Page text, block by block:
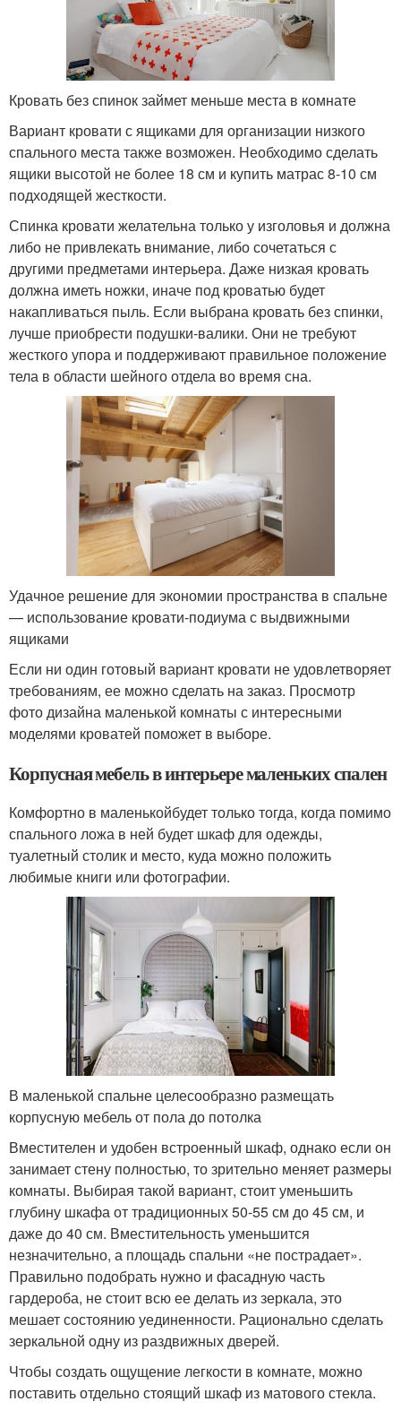
Кровать без спинок займет меньше места в комнате
Вариант кровати с ящиками для организации низкого
спального места также возможен. Необходимо сделать
ящики высотой не более 18 см и купить матрас 8-10 см
подходящей жесткости.
Спинка кровати желательна только у изголовья и должна
либо не привлекать внимание, либо сочетаться с
другими предметами интерьера. Даже низкая кровать
должна иметь ножки, иначе под кроватью будет
накапливаться пыль. Если выбрана кровать без спинки,
лучше приобрести подушки-валики. Они не требуют
жесткого упора и поддерживают правильное положение
тела в области шейного отдела во время сна.
Удачное решение для экономии пространства в спальне
— использование кровати-подиума с выдвижными
ящиками
Если ни один готовый вариант кровати не удовлетворяет
требованиям, ее можно сделать на заказ. Просмотр
фото дизайна маленькой комнаты с интересными
моделями кроватей поможет в выборе.
Корпусная мебель в интерьере маленьких спален
Комфортно в маленькойбудет только тогда, когда помимо
спального ложа в ней будет шкаф для одежды,
туалетный столик и место, куда можно положить
любимые книги или фотографии.
В маленькой спальне целесообразно размещать
корпусную мебель от пола до потолка
Вместителен и удобен встроенный шкаф, однако если он
занимает стену полностью, то зрительно меняет размеры
комнаты. Выбирая такой вариант, стоит уменьшить
глубину шкафа от традиционных 50-55 см до 45 см, и
даже до 40 см. Вместительность уменьшится
незначительно, а площадь спальни «не пострадает».
Правильно подобрать нужно и фасадную часть
гардероба, не стоит всю ее делать из зеркала, это
мешает состоянию уединенности. Рационально сделать
зеркальной одну из раздвижных дверей.
Чтобы создать ощущение легкости в комнате, можно
поставить отдельно стоящий шкаф из матового стекла.